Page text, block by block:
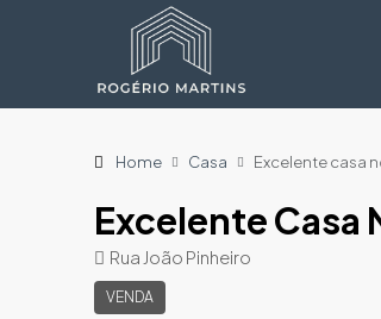
Home Casa Excelente casa
Excelente Casa
Rua João Pinheiro
VENDA